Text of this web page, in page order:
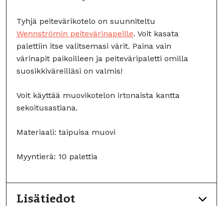
Tyhjä peitevärikotelo on suunniteltu
Wennströmin peitevärinapeille. Voit kasata
palettiin itse valitsemasi värit. Paina vain
värinapit paikoilleen ja peiteväripaletti omilla
suosikkiväreilläsi on valmis!
Voit käyttää muovikotelon irtonaista kantta
sekoitusastiana.
Materiaali: taipuisa muovi
Myyntierä: 10 palettia
Lisätiedot